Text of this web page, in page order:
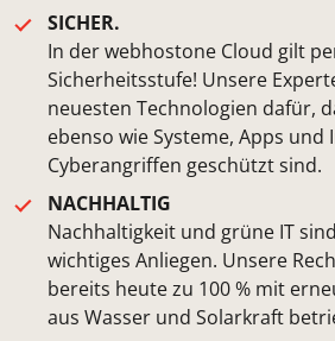
SICHER.
In der webhostone Cloud gilt
Sicherheitsstufe! Unsere
neuesten Technologien dafür,
ebenso wie Systeme, Apps
Cyberangriffen geschützt sind.
NACHHALTIG
Nachhaltigkeit und grüne IT
wichtiges Anliegen. Unsere
bereits heute zu 100 % mit
aus Wasser und Solarkraft